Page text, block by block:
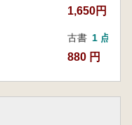
1,650円
古書 1 点
880 円